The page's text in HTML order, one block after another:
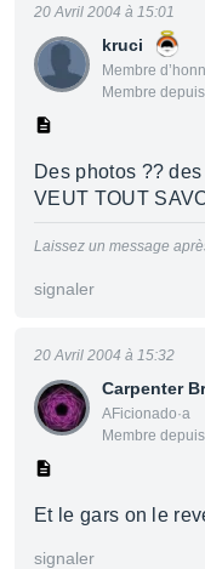
kruci
Membre
Membre
20 Avril 2004 à 15:01
Des photos ??
VEUT TOUT
Laissez un message
signaler
Carpenter
AFicionado·a
Membre
20 Avril 2004 à 15:32
Et le gars on le
signaler